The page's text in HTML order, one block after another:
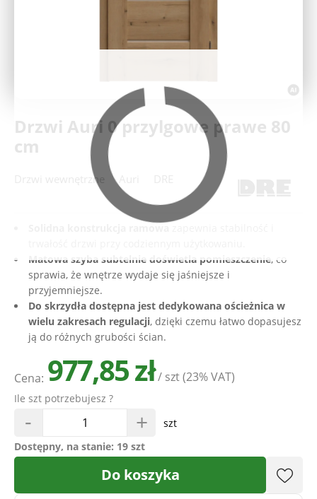
Deweloperzy
Drzwi Auri 0 przylgowe prawe 80
cm
Drzwi wewnętrzne
Matowa szyba subtelnie doświetla pomieszczenie, co
sprawia, że wnętrze wydaje się jaśniejsze i
przyjemniejsze.
Do skrzydła dostępna jest dedykowana ościeżnica w
wielu zakresach regulacji, dzięki czemu łatwo dopasujesz
ją do różnych grubości ścian.
Cena: 977,85 zł/ szt(23% VAT)
Ile szt potrzebujesz ?
- +
szt
Dostępny, na stanie: 19 szt
Do koszyka